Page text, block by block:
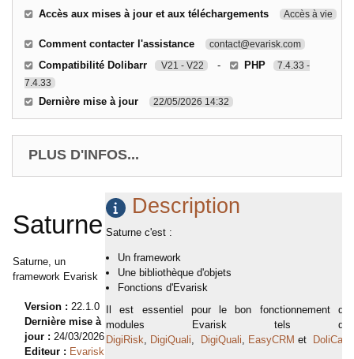
Accès aux mises à jour et aux téléchargements Accès à vie
Comment contacter l'assistance contact@evarisk.com
Compatibilité Dolibarr V21 - V22 - PHP
7.4.33 -
7.4.33
Dernière mise à jour 22/05/2026 14:32
PLUS D'INFOS...
Saturne
Saturne, un
framework Evarisk
Version : 22.1.0
Dernière mise à
jour : 24/03/2026
Editeur : Evarisk
Description
Saturne c'est :
Un framework
Une bibliothèque d'objets
Fonctions d'Evarisk
Il est essentiel pour le bon fonctionnement des
modules Evarisk tels que
DigiRisk, DigiQuali, DigiQuali, EasyCRM et DoliCar